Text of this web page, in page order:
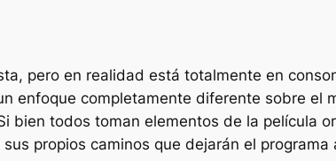
pero en realidad está totalmente en
enfoque completamente diferente sobre el
bien todos toman elementos de la película
propios caminos que dejarán el programa